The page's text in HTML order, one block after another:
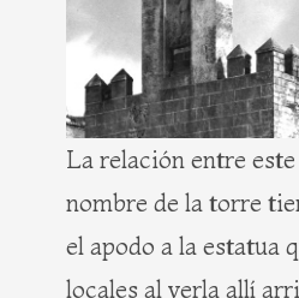
La relación entre
nombre de la torre
el apodo a la estatua
locales al verla allí